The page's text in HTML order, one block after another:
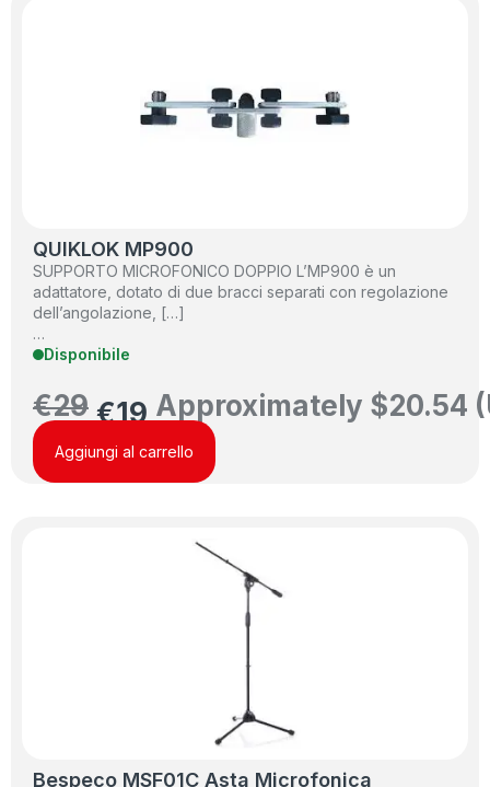
QUIKLOK MP900
SUPPORTO MICROFONICO DOPPIO L’MP900 è un
adattatore, dotato di due bracci separati con regolazione
dell’angolazione, […]
…
Disponibile
€29 €19 Approximately $20.54
Aggiungi al carrello
Bespeco MSF01C Asta Microfonica